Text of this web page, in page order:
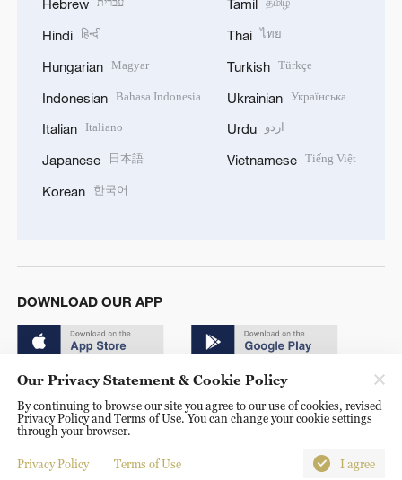
Hebrew
Hindi हिन्दी
Hungarian Magyar
Indonesian Bahasa Indonesia
Italian Italiano
Japanese 日本語
Korean 한국어
Tamil
Thai ไทย
Turkish Türkçe
Ukrainian Українська
Urdu اردو
Vietnamese Tiếng Việt
DOWNLOAD OUR APP
© China Radio International.CRI. All Rights Reserved. 16A
Shijingshan Road, Beijing, China. 100040
Our Privacy Statement & Cookie Policy
By continuing to browse our site you agree to our use of cookies, revised
Privacy Policy and Terms of Use. You can change your cookie settings
through your browser.
Privacy Policy Terms of Use I agree